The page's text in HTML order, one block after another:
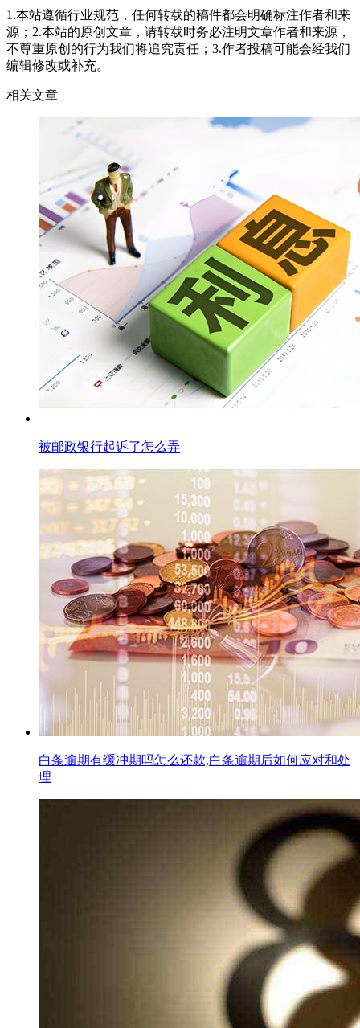
1.本站遵循行业规范，任何转载的稿件都会明确标注作者和来
源；2.本站的原创文章，请转载时务必注明文章作者和来源，
不尊重原创的行为我们将追究责任；3.作者投稿可能会经我们
编辑修改或补充。
相关文章
被邮政银行起诉了怎么弄
白条逾期有缓冲期吗怎么还款,白条逾期后如何应对和处
理